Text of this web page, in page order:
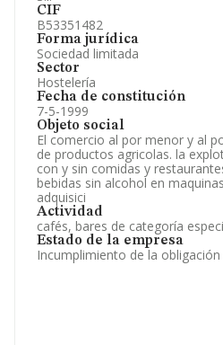
CIF
B53351482
Forma jurídica
Sociedad limitada
Sector
Hostelería
Fecha de constitución
7-5-1999
Objeto social
El comercio al por menor y al
de productos agricolas. la
con y sin comidas y
bebidas sin alcohol en
adquisici
Actividad
cafés, bares de categoría
Estado de la empresa
Incumplimiento de la